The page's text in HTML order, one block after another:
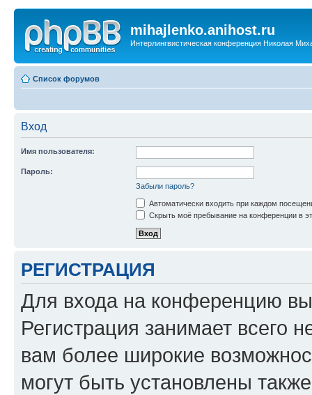
mihajlenko.anihost.ru
Интерлингвистическая конференция Николая
Список форумов
Вход
Имя пользователя:
Пароль:
Забыли пароль?
Автоматически входить при каждом
Скрыть моё пребывание на конференции в
РЕГИСТРАЦИЯ
Для входа на конференцию
Регистрация занимает всего
вам более широкие
могут быть установлены